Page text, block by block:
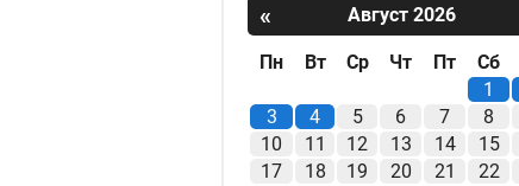
«
Август 2026
Пн Вт Ср Чт Пт
Сб
1
3
4 5 6 7
8
10
11 12 13 14
15
17
18 19 20 21
22